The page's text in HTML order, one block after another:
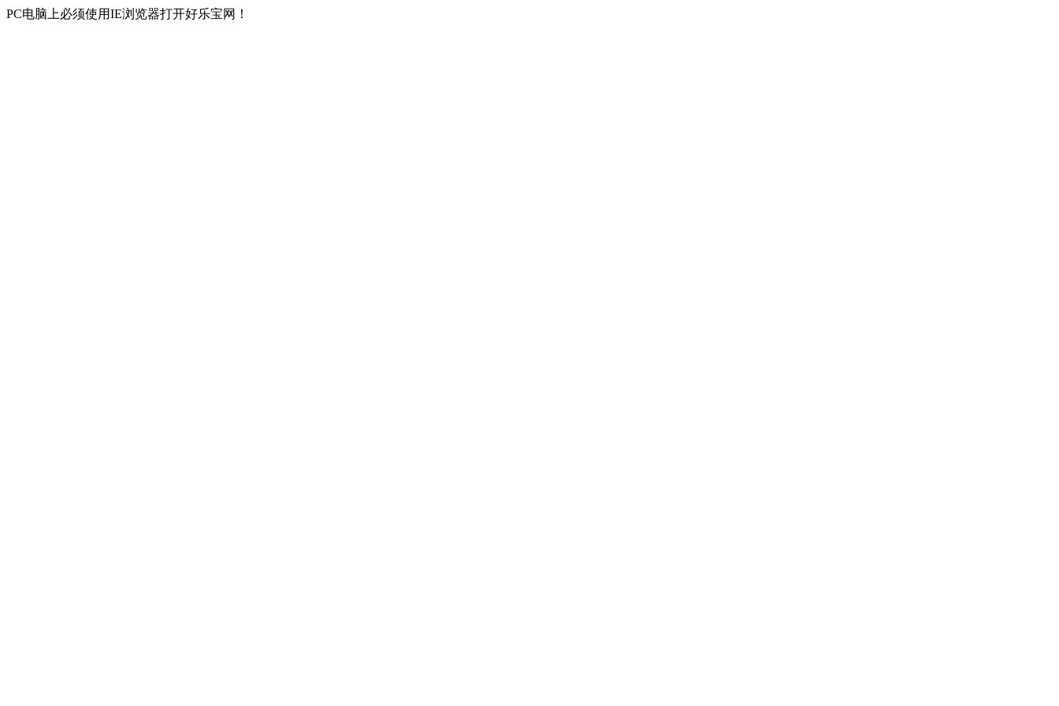
PC电脑上必须使用IE浏览器打开好乐宝网！